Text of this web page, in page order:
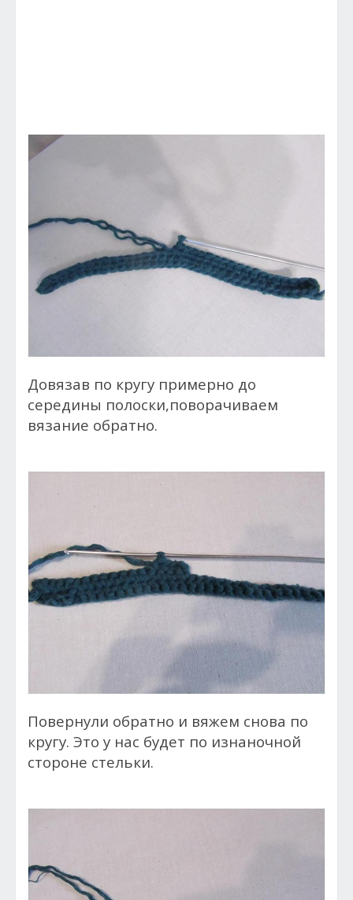
Довязав по кругу примерно до
середины полоски,поворачиваем
вязание обратно.
Повернули обратно и вяжем снова по
кругу. Это у нас будет по изнаночной
стороне стельки.